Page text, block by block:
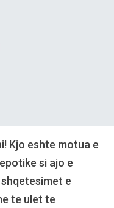
Kjo eshte motua e
si ajo e
e
te ulet te